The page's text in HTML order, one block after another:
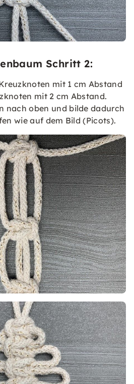
Schritt 2:
mit 1 cm Abstand
mit 2 cm Abstand.
nach oben und bilde dadurch
wie auf dem Bild (Picots).